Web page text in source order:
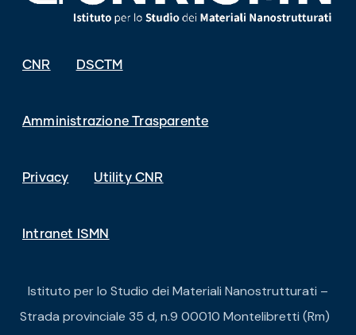
CNR DSCTM
Amministrazione Trasparente
Privacy Utility CNR
Intranet ISMN
Istituto per lo Studio dei Materiali Nanostrutturati –
Strada provinciale 35 d, n.9 00010 Montelibretti (Rm)